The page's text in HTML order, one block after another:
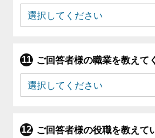
ご回答者様の職業を教えて
ご回答者様の役職を教えて